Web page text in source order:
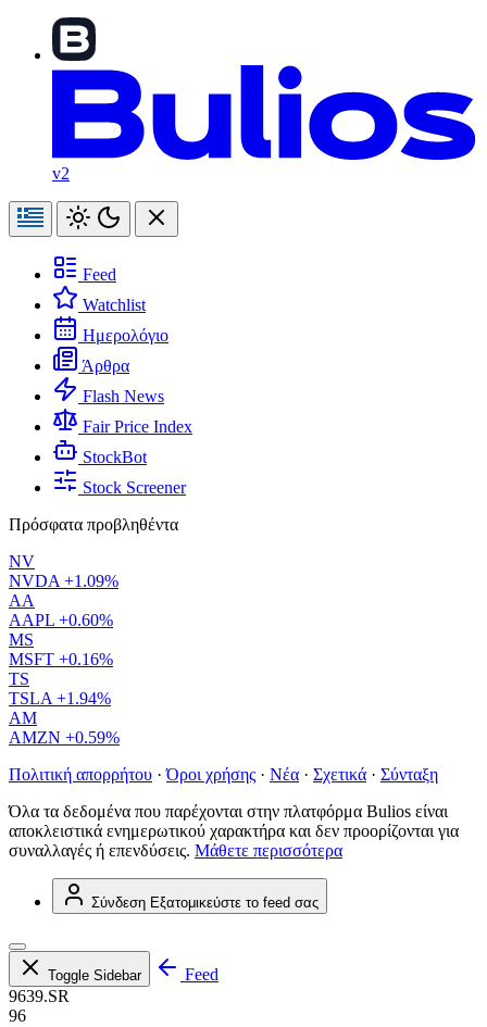
v2
Feed
Watchlist
Ημερολόγιο
Άρθρα
Flash News
Fair Price Index
StockBot
Stock Screener
Πρόσφατα προβληθέντα
NV
NVDA +1.09%
AA
AAPL +0.60%
MS
MSFT +0.16%
TS
TSLA +1.94%
AM
AMZN +0.59%
Πολιτική απορρήτου · Όροι χρήσης · Νέα · Σχετικά · Σύνταξη
Όλα τα δεδομένα που παρέχονται στην πλατφόρμα Bulios είναι
αποκλειστικά ενημερωτικού χαρακτήρα και δεν προορίζονται για
συναλλαγές ή επενδύσεις. Μάθετε περισσότερα
Σύνδεση Εξατομικεύστε το feed σας
Toggle Sidebar
Feed
9639.SR
96